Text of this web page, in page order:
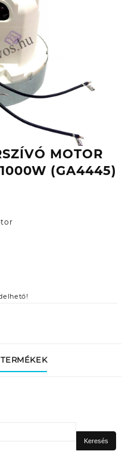
MOTOR
(GA4445)
Keresés